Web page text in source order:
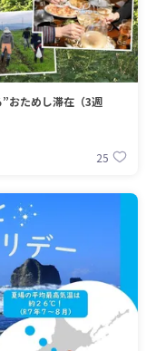
おためし滞在（3週
25